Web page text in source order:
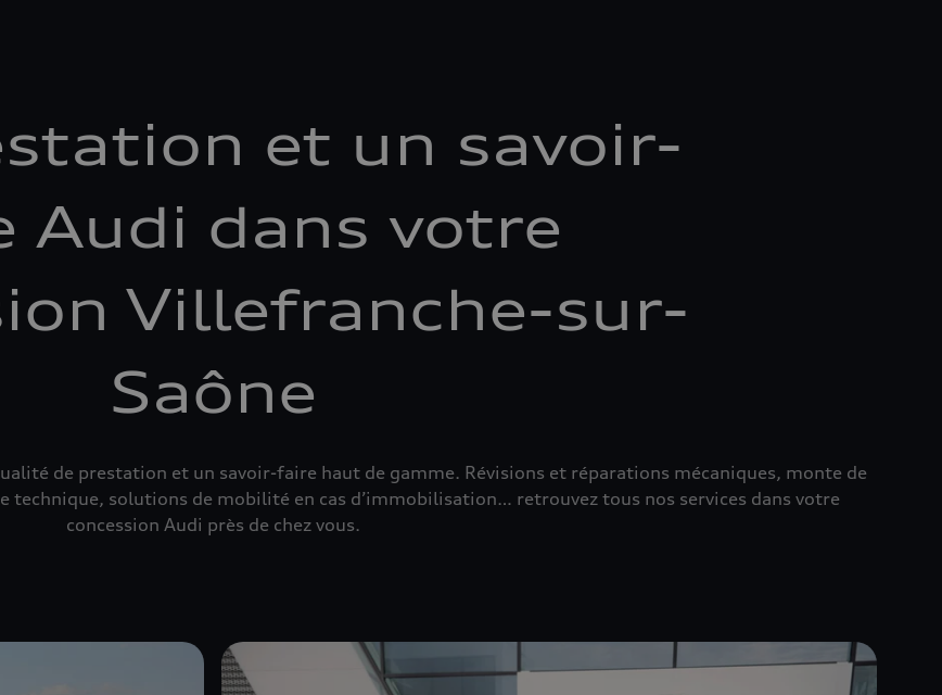
et un savoir-
Audi dans votre
Villefranche-sur-
Saône
de prestation et un savoir-faire haut de gamme. Révisions et réparations mécaniques, monte de
solutions de mobilité en cas d’immobilisation… retrouvez tous nos services dans votre
concession Audi près de chez vous.